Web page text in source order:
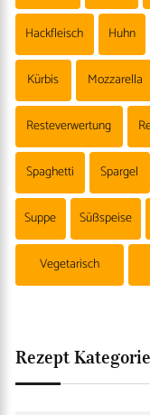
Hackfleisch Huhn
Kürbis Mozzarella
Resteverwertung
Spaghetti Spargel
Suppe Süßspeise
Vegetarisch
Rezept